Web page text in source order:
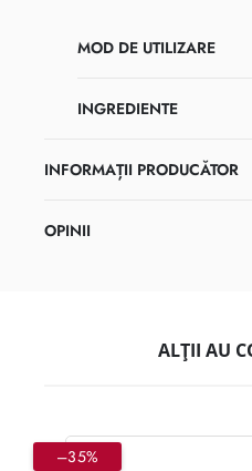
MOD DE UTILIZARE
INGREDIENTE
INFORMAȚII PRODUCĂTOR
OPINII
ALȚII AU
–35%